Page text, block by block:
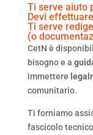
Ti serve aiuto
Devi
Ti serve
(o
CetN è
bisogno e a
immettere
comunitario.
Ti forniamo
fascicolo